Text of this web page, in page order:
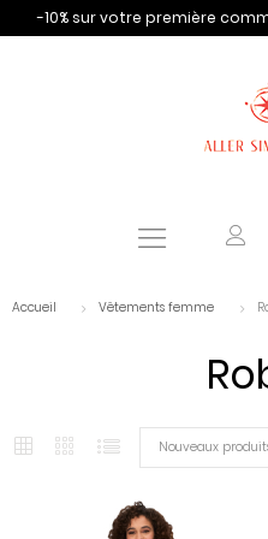
-10% sur votre première
Accueil Vêtements femme
Nouveaux